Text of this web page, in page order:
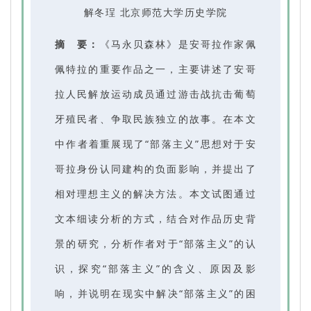
解冬珵 北京师范大学历史学院
摘 要：
《马永贝森林》是安哥拉作家佩
佩特拉的重要作品之一，主要讲述了安哥
拉人民解放运动成员通过游击战抗击葡萄
牙殖民者、争取民族独立的故事。在本文
中作者着重展现了“部落主义”思想对于安
哥拉身份认同建构的负面影响，并提出了
相对理想主义的解决方法。本文试图通过
文本细读分析的方式，结合对作品历史背
景的研究，分析作者对于“部落主义”的认
识，探究“部落主义”的含义、原因及影
响，并说明在现实中解决“部落主义”的困